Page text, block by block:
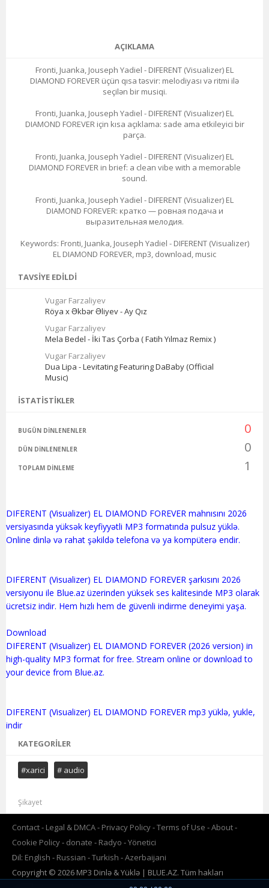
AÇIKLAMA
Fronti, Juanka, Jouseph Yadiel - DIFERENT (Visualizer) EL
DIAMOND FOREVER üçün qısa təsvir: melodiyası və ritmi ilə
seçilən bir musiqi.
Fronti, Juanka, Jouseph Yadiel - DIFERENT (Visualizer) EL
DIAMOND FOREVER için kısa açıklama: sade ama etkileyici bir
parça.
Fronti, Juanka, Jouseph Yadiel - DIFERENT (Visualizer) EL
DIAMOND FOREVER in brief: a clean vibe with a memorable
sound.
Fronti, Juanka, Jouseph Yadiel - DIFERENT (Visualizer) EL
DIAMOND FOREVER: кратко — ровная подача и
выразительная мелодия.
Keywords: Fronti, Juanka, Jouseph Yadiel - DIFERENT (Visualizer)
EL DIAMOND FOREVER, mp3, download, music
TAVSIYE EDILDI
Vugar Farzaliyev
Röya x Əkbər Əliyev - Ay Qız
Vugar Farzaliyev
Mela Bedel - İki Tas Çorba ( Fatih Yılmaz Remix )
Vugar Farzaliyev
Dua Lipa - Levitating Featuring DaBaby (Official
Music)
İSTATISTIKLER
BUGÜN DINLENENLER 0
DÜN DINLENENLER 0
TOPLAM DINLEME 1
DIFERENT (Visualizer) EL DIAMOND FOREVER mahnısını 2026
versiyasında yüksək keyfiyyətli MP3 formatında pulsuz yüklə.
Online dinlə və rahat şəkildə telefona və ya kompüterə endir.
DIFERENT (Visualizer) EL DIAMOND FOREVER şarkısını 2026
versiyonu ile Blue.az üzerinden yüksek ses kalitesinde MP3 olarak
ücretsiz indir. Hem hızlı hem de güvenli indirme deneyimi yaşa.
Download
DIFERENT (Visualizer) EL DIAMOND FOREVER (2026 version) in
high-quality MP3 format for free. Stream online or download to
your device from Blue.az.
DIFERENT (Visualizer) EL DIAMOND FOREVER mp3 yüklə, yukle,
KATEGORILER
#xarici # audio
Şikayet
Contact Legal & DMCA Privacy Policy Terms of Use
About
Cookie Policy
donate Radyo
Yönetici
Dil: English Russian Turkish
Azerbaijani
Copyright © 2026 MP3 Dinlə & Yüklə | BLUE.AZ. Tüm hakları